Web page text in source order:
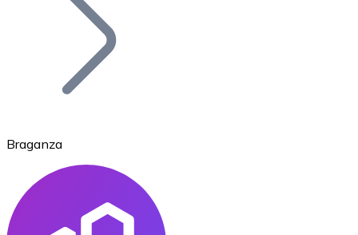
Ethereum
Braganza